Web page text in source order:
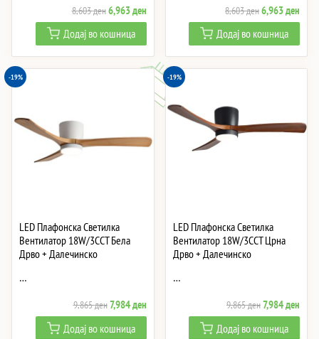
8,603денOriginal
price
was:
8,603 ден.
6,963денCurrent
price
is:
6,963 ден.
Додај во кошница
8,603денOriginal
price
was:
8,603 ден.
6,963ден
price
is:
Додај во кошница
-19%
LED Плафонска Светилка
Вентилатор 18W/3CCT Бела
Дрво + Далечинско
…
9,865денOriginal
price
was:
7,984денCurrent
price
is:
Додај во кошница
-19%
LED Плафонска Светилка
Вентилатор 18W/3CCT Црна
Дрво + Далечинско
…
9,865денOriginal
price
was:
7,984ден
price
is:
Додај во кошница